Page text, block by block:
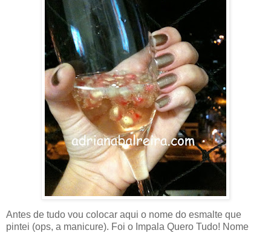
Antes de tudo vou colocar aqui o nome do esmalte que
pintei (ops, a manicure). Foi o Impala Quero Tudo! Nome